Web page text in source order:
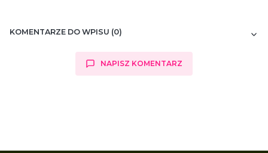
KOMENTARZE DO WPISU (0)
NAPISZ KOMENTARZ